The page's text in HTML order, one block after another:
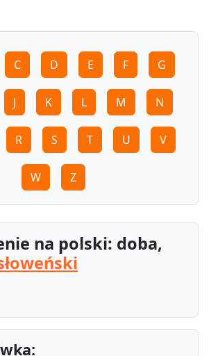
C D E F G
J K L M N
R S T U V
W Z
na polski: doba,